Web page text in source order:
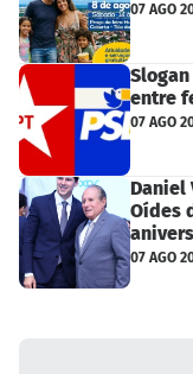
07 AGO
entre
07 AGO
Daniel
Oídes
07 AGO